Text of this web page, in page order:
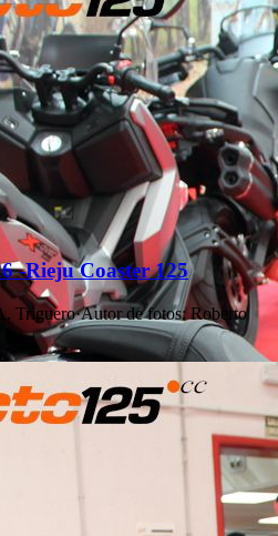
-Rieju Coaster 125
Triguero·Autor de fotos: Roberto